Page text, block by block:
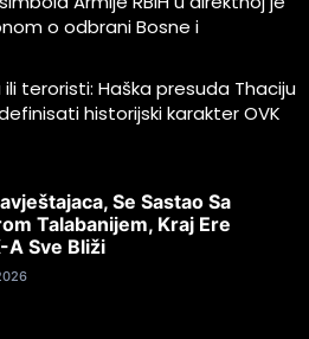
o odbrani Bosne i
teroristi: Haška presuda Thaciju
historijski karakter OVK
Se Sastao Sa
Talabanijem, Kraj Ere
A Sve Bliži